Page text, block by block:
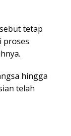
tetap
proses
hingga
telah